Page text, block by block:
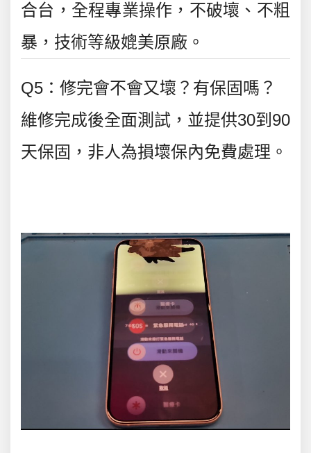
合台，全程專業操作，不破壞、不粗
暴，技術等級媲美原廠。
Q5：修完會不會又壞？有保固嗎？
維修完成後全面測試，並提供30到90
天保固，非人為損壞保內免費處理。